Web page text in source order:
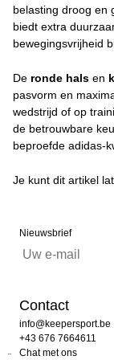
belasting droog en
biedt extra
bewegingsvrijheid
De ronde hals en
pasvorm en
wedstrijd of op
de betrouwbare
beproefde adidas-
Je kunt dit artikel
Nieuwsbrief
Contact
info@keepersport.be
+43 676 7664611
Chat met ons